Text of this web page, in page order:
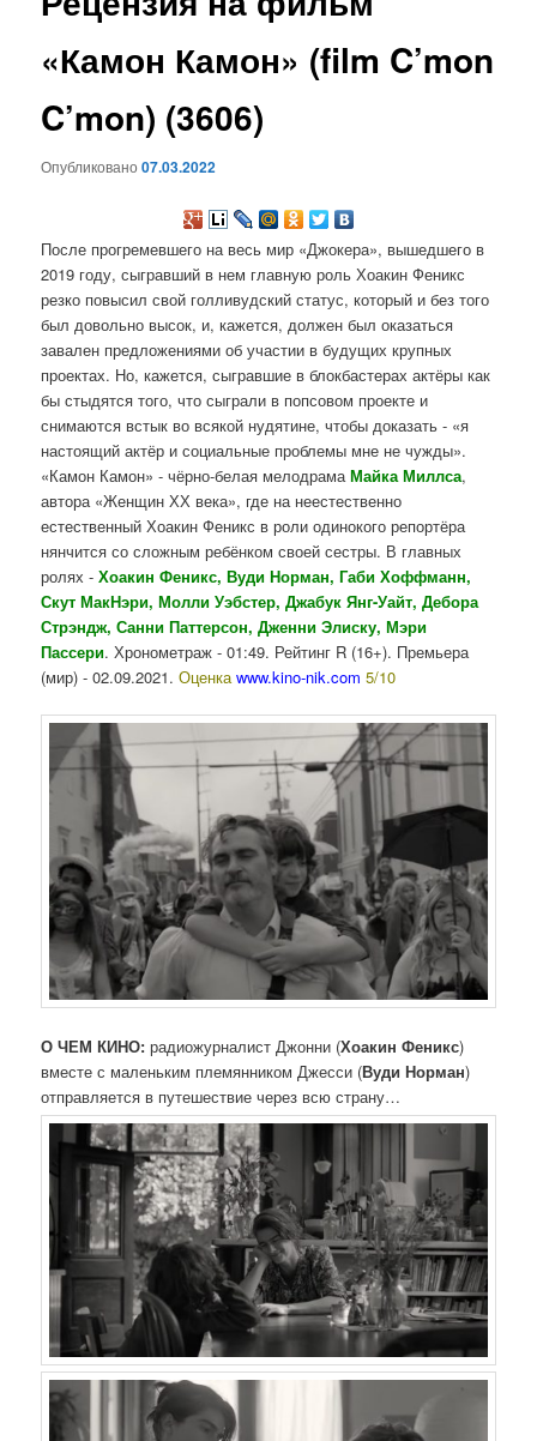
«Камон Камон» (film C’mon
C’mon) (3606)
Опубликовано07.03.2022
После прогремевшего на весь мир «Джокера», вышедшего в
2019 году, сыгравший в нем главную роль Хоакин Феникс
резко повысил свой голливудский статус, который и без того
был довольно высок, и, кажется, должен был оказаться
завален предложениями об участии в будущих крупных
проектах. Но, кажется, сыгравшие в блокбастерах актёры как
бы стыдятся того, что сыграли в попсовом проекте и
снимаются встык во всякой нудятине, чтобы доказать - «я
настоящий актёр и социальные проблемы мне не чужды».
«Камон Камон» - чёрно-белая мелодрамаМайка Миллса,
автора «Женщин ХХ века», где на неестественно
естественный Хоакин Феникс в роли одинокого репортёра
нянчится со сложным ребёнком своей сестры. В главных
ролях -Хоакин Феникс, Вуди Норман, Габи Хоффманн,
Скут МакНэри, Молли Уэбстер, Джабук Янг-Уайт, Дебора
Стрэндж, Санни Паттерсон, Дженни Элиску, Мэри
Пассери. Хронометраж - 01:49. Рейтинг R (16+). Премьера
(мир) - 02.09.2021.Оценкаwww.kino-nik.com 5/10
О ЧЕМ КИНО:радиожурналист Джонни (Хоакин Феникс)
вместе с маленьким племянником Джесси (Вуди Норман)
отправляется в путешествие через всю страну…